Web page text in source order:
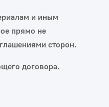
и иным
прямо не
сторон.
договора.